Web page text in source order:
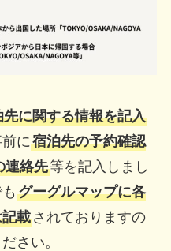
先に関する情報を記入
に宿泊先の予約確認
連絡先等を記入しまし
グーグルマップに各
載されておりますの
さい。